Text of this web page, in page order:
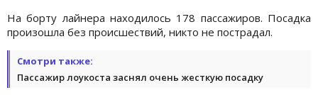
На борту лайнера находилось 178 пассажиров. Посадка
произошла без происшествий, никто не пострадал.
Смотри также:
Пассажир лоукоста заснял очень жесткую посадку